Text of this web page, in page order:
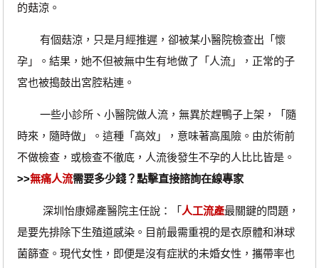
的菇涼。
有個菇涼，只是月經推遲，卻被某小醫院檢查出「懷
孕」。結果，她不但被無中生有地做了「人流」，正常的子
宮也被搗鼓出宮腔粘連。
一些小診所、小醫院做人流，無異於趕鴨子上架，「隨
時來，隨時做」。這種「高效」，意味著高風險。由於術前
不做檢查，或檢查不徹底，人流後發生不孕的人比比皆是。
>>無痛人流需要多少錢？點擊直接諮詢在線專家
深圳怡康婦產醫院主任說：「 人工流產最關鍵的問題，
是要先排除下生殖道感染。目前最需重視的是衣原體和淋球
菌篩查。現代女性，即便是沒有症狀的未婚女性，攜帶率也